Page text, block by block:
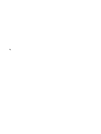
`